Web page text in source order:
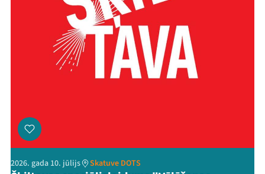
2026. gada 10. jūlijs Skatuve DOTS